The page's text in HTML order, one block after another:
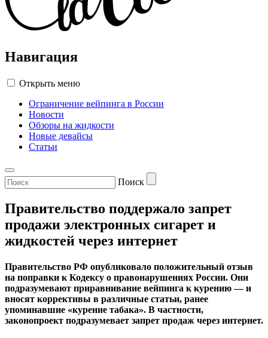
Навигация
Открыть меню
Ограничение вейпинга в России
Новости
Обзоры на жидкости
Новые девайсы
Статьи
Поиск
Правительство поддержало запрет
продажи электронных сигарет и
жидкостей через интернет
Правительство РФ опубликовало положительный отзыв
на поправки к Кодексу о правонарушениях России. Они
подразумевают приравнивание вейпинга к курению — и
вносят коррективы в различные статьи, ранее
упоминавшие «курение табака». В частности,
законопроект подразумевает запрет продаж через интернет.